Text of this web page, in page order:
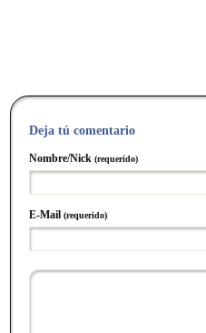
Deja tú comentario
Nombre/Nick (requerido)
E-Mail (requerido)